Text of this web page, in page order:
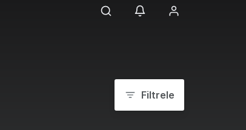
Filtrele